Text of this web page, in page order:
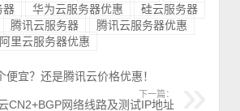
器 华为云服务器优惠
硅云服务器
腾讯云服务器
腾讯云服务器优惠
阿里云服务器优惠
便宜？还是腾讯云价格优惠！
下一篇：
CN2+BGP网络线路及测试IP地址